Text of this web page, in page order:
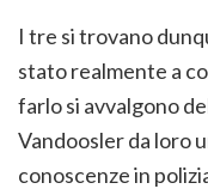
I tre si trovano
stato realmente a
farlo si avvalgono
Vandoosler da loro
conoscenze in